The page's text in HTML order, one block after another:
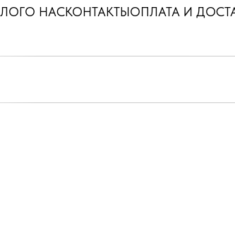
О НАСКОНТАКТЫОПЛАТА И